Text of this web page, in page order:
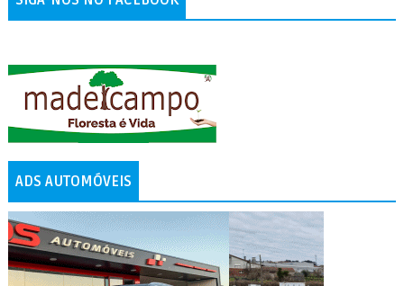
ADS AUTOMÓVEIS